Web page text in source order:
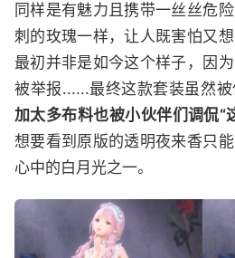
同样是有魅力且携带一丝丝危
刺的玫瑰一样，让人既害怕又
最初并非是如今这个样子，因
被举报......最终这款套装虽然
加太多布料也被小伙伴们调侃“
想要看到原版的透明夜来香只
心中的白月光之一。